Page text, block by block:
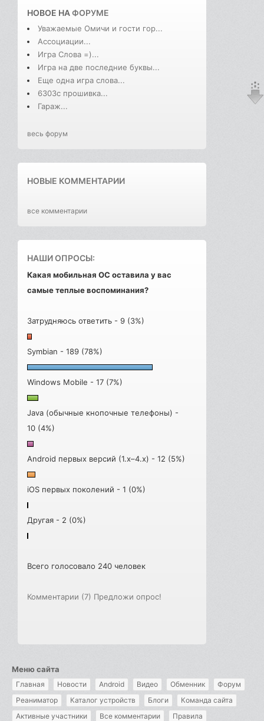
НОВОЕ НАФОРУМЕ
Уважаемые Омичи и гости гор...
Ассоциации...
Игра Слова =)...
Игра на две последние буквы...
Еще одна игра слова...
6303с прошивка...
Гараж...
весь форум
НОВЫЕ КОММЕНТАРИИ
все комментарии
НАШИ ОПРОСЫ:
Какая мобильная ОС оставила у вас
самые теплые воспоминания?
Затрудняюсь ответить - 9 (3%)
Symbian - 189 (78%)
Windows Mobile - 17 (7%)
Java (обычные кнопочные телефоны) -
10 (4%)
Android первых версий (1.x–4.x) - 12 (5%)
iOS первых поколений - 1 (0%)
Другая - 2 (0%)
Всего голосовало 240 человек
Комментарии (7) Предложи опрос!
Меню сайта
Главная Новости Android Видео Обменник
Форум
Реаниматор
Каталог устройств Блоги
Команда сайта
Активные участники
Все комментарии Правила